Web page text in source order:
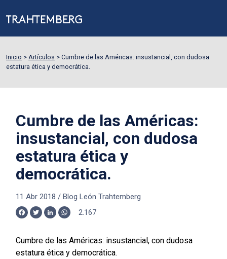
Inicio > Artículos > Cumbre de las Américas: insustancial, con dudosa
estatura ética y democrática.
Cumbre de las Américas:
insustancial, con dudosa
estatura ética y
democrática.
11 Abr 2018 / Blog León Trahtemberg
Facebook
TwitterLinkedInWhatsApp
2.167
Cumbre de las Américas: insustancial, con dudosa
estatura ética y democrática.